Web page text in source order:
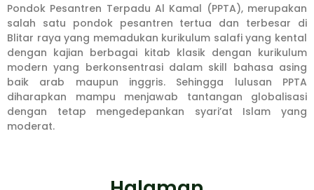
Pondok Pesantren Terpadu Al Kamal (PPTA), merupakan
salah satu pondok pesantren tertua dan terbesar di
Blitar raya yang memadukan kurikulum salafi yang kental
dengan kajian berbagai kitab klasik dengan kurikulum
modern yang berkonsentrasi dalam skill bahasa asing
baik arab maupun inggris. Sehingga lulusan PPTA
diharapkan mampu menjawab tantangan globalisasi
dengan tetap mengedepankan syari’at Islam yang
moderat.